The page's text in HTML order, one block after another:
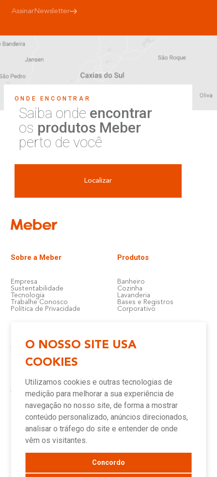
O NOSSO SITE USA
COOKIES
Utilizamos cookies e outras tecnologias de
medição para melhorar a sua experiência de
navegação no nosso site, de forma a mostrar
conteúdo personalizado, anúncios direcionados,
analisar o tráfego do site e entender de onde
vêm os visitantes.
Concordo
AssinarNewsletter
ONDE ENCONTRAR
Saiba onde encontrar
os produtos Meber
perto de você
Localizar
Sobre a Meber
Empresa
Sustentabilidade
Tecnologia
Trabalhe Conosco
Política de Privacidade
Produtos
Banheiro
Cozinha
Lavanderia
Bases e Registros
Corporativo
Atendimento e Suporte
Downloads
Assistência Técnica Meber
Canais de Atendimento
Onde Encontrar
Televendas
Representantes
Assistências Técnicas e
Autorizadas
Novidades